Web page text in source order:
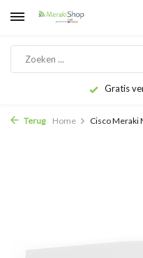
Gratis
Terug Home Cisco Meraki